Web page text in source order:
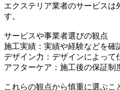
エクステリア業者のサービス
す。
サービスや事業者選びの観点
施工実績：実績や経験などを確
デザイン力：デザインによっ
アフターケア：施工後の保証
これらの観点から慎重に選ぶこ